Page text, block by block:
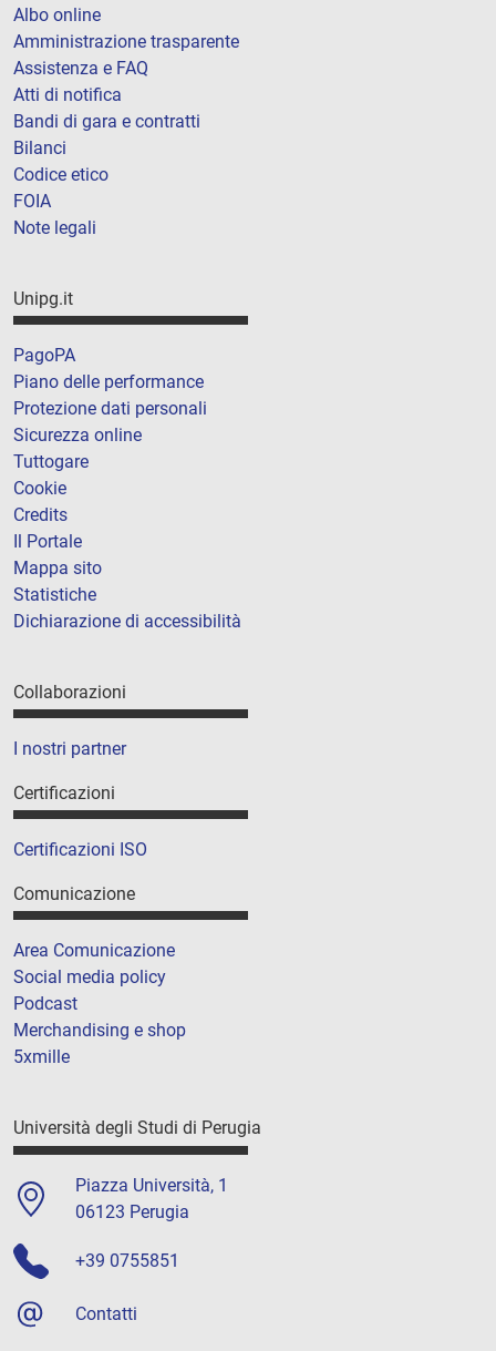
Albo online
Amministrazione trasparente
Assistenza e FAQ
Atti di notifica
Bandi di gara e contratti
Bilanci
Codice etico
FOIA
Note legali
Unipg.it
PagoPA
Piano delle performance
Protezione dati personali
Sicurezza online
Tuttogare
Cookie
Credits
Il Portale
Mappa sito
Statistiche
Dichiarazione di accessibilità
Collaborazioni
I nostri partner
Certificazioni
Certificazioni ISO
Comunicazione
Area Comunicazione
Social media policy
Podcast
Merchandising e shop
5xmille
Università degli Studi di Perugia
Piazza Università, 1
06123 Perugia
+39 0755851
Contatti